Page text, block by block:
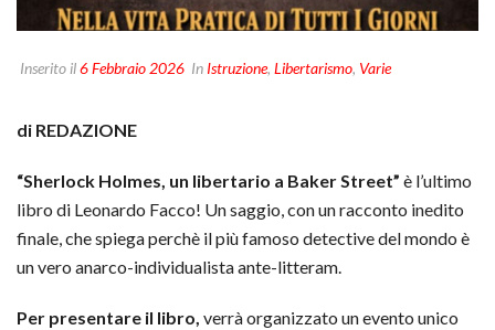
Inserito il6 Febbraio 2026 In Istruzione, Libertarismo, Varie
di REDAZIONE
“Sherlock Holmes, un libertario a Baker Street” è l’ultimo
libro di Leonardo Facco! Un saggio, con un racconto inedito
finale, che spiega perchè il più famoso detective del mondo è
un vero anarco-individualista ante-litteram.
Per presentare il libro, verrà organizzato un evento unico